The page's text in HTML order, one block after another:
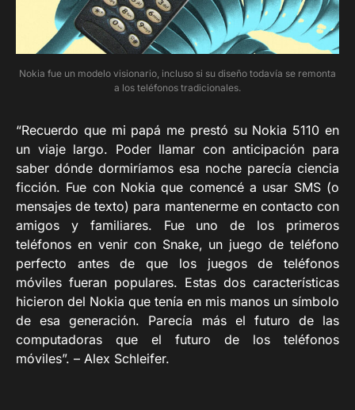
Nokia fue un modelo visionario, incluso si su diseño todavía se remonta
a los teléfonos tradicionales.
“Recuerdo que mi papá me prestó su Nokia 5110 en
un viaje largo. Poder llamar con anticipación para
saber dónde dormiríamos esa noche parecía ciencia
ficción. Fue con Nokia que comencé a usar SMS (o
mensajes de texto) para mantenerme en contacto con
amigos y familiares. Fue uno de los primeros
teléfonos en venir con Snake, un juego de teléfono
perfecto antes de que los juegos de teléfonos
móviles fueran populares. Estas dos características
hicieron del Nokia que tenía en mis manos un símbolo
de esa generación. Parecía más el futuro de las
computadoras que el futuro de los teléfonos
móviles”. – Alex Schleifer.